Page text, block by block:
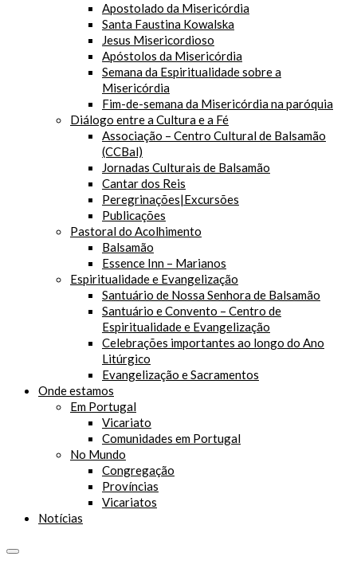
Apostolado da Misericórdia
Santa Faustina Kowalska
Jesus Misericordioso
Apóstolos da Misericórdia
Semana da Espiritualidade sobre a
Misericórdia
Fim-de-semana da Misericórdia na paróquia
Diálogo entre a Cultura e a Fé
Associação – Centro Cultural de Balsamão
(CCBal)
Jornadas Culturais de Balsamão
Cantar dos Reis
Peregrinações|Excursões
Publicações
Pastoral do Acolhimento
Balsamão
Essence Inn – Marianos
Espiritualidade e Evangelização
Santuário de Nossa Senhora de Balsamão
Santuário e Convento – Centro de
Espiritualidade e Evangelização
Celebrações importantes ao longo do Ano
Litúrgico
Evangelização e Sacramentos
Onde estamos
Em Portugal
Vicariato
Comunidades em Portugal
No Mundo
Congregação
Províncias
Vicariatos
Notícias